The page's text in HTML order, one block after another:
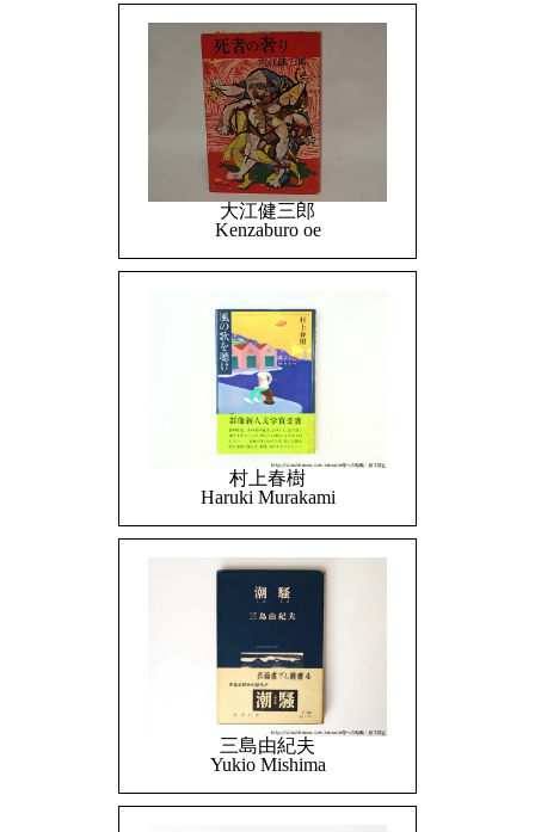
大江健三郎
Kenzaburo oe
村上春樹
Haruki Murakami
三島由紀夫
Yukio Mishima